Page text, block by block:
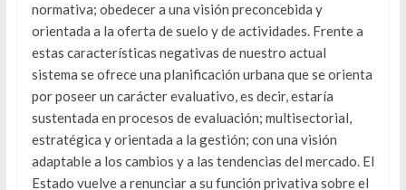
normativa; obedecer a una visión preconcebida y
orientada a la oferta de suelo y de actividades. Frente a
estas características negativas de nuestro actual
sistema se ofrece una planificación urbana que se orienta
por poseer un carácter evaluativo, es decir, estaría
sustentada en procesos de evaluación; multisectorial,
estratégica y orientada a la gestión; con una visión
adaptable a los cambios y a las tendencias del mercado. El
Estado vuelve a renunciar a su función privativa sobre el